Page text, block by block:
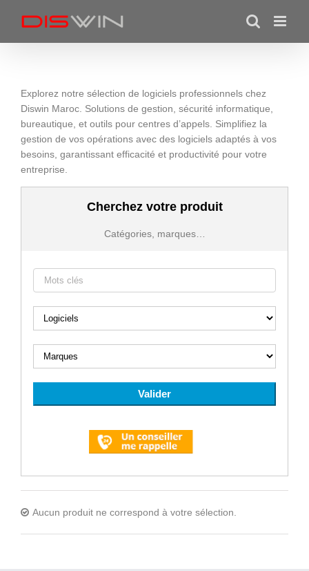
Explorez notre sélection de logiciels professionnels chez
Diswin Maroc. Solutions de gestion, sécurité informatique,
bureautique, et outils pour centres d’appels. Simplifiez la
gestion de vos opérations avec des logiciels adaptés à vos
besoins, garantissant efficacité et productivité pour votre
entreprise.
Cherchez votre produit
Catégories, marques…
Aucun produit ne correspond à votre sélection.